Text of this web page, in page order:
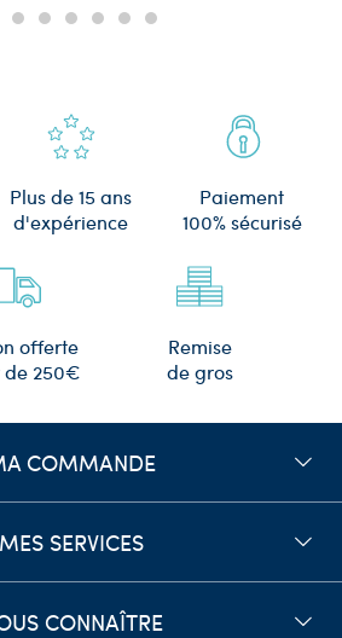
Plus de 15 ans
d'expérience
Paiement
100% sécurisé
offerte
250€
Remise
de gros
COMMANDE
MES SERVICES
CONNAÎTRE